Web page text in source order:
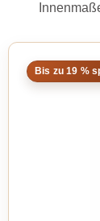
Bis zu 19 %